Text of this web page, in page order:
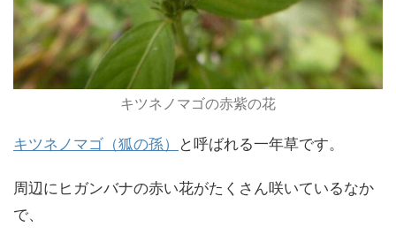
キツネノマゴの赤紫の花
キツネノマゴ（狐の孫） と呼ばれる一年草です。
周辺にヒガンバナの赤い花がたくさん咲いているなか
で、